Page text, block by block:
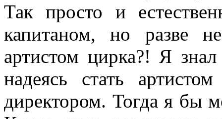
Так просто и
капитаном, но разве
артистом цирка?! Я
на­деясь стать
директором. Тогда я бы